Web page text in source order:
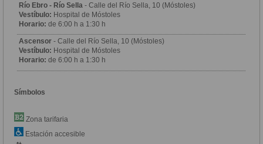
Río Ebro - Río Sella - Calle del Río Sella, 10 (Móstoles)
Vestíbulo: Hospital de Móstoles
Horario: de 6:00 h a 1:30 h
Ascensor - Calle del Río Sella, 10 (Móstoles)
Vestíbulo: Hospital de Móstoles
Horario: de 6:00 h a 1:30 h
Símbolos
Zona tarifaria
Estación accesible